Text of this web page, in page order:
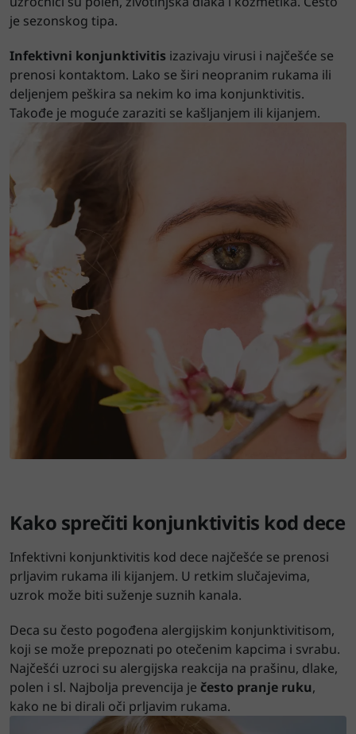
je sezonskog tipa.
Infektivni konjunktivitis izazivaju virusi i najčešće se
prenosi kontaktom. Lako se širi neopranim rukama ili
deljenjem peškira sa nekim ko ima konjunktivitis.
Takođe je moguće zaraziti se kašljanjem ili kijanjem.
Kako sprečiti konjunktivitis kod dece
Infektivni konjunktivitis kod dece najčešće se prenosi
prljavim rukama ili kijanjem. U retkim slučajevima,
uzrok može biti suženje suznih kanala.
Deca su često pogođena alergijskim konjunktivitisom,
koji se može prepoznati po otečenim kapcima i svrabu.
Najčešći uzroci su alergijska reakcija na prašinu, dlake,
polen i sl. Najbolja prevencija je često pranje ruku,
kako ne bi dirali oči prljavim rukama.